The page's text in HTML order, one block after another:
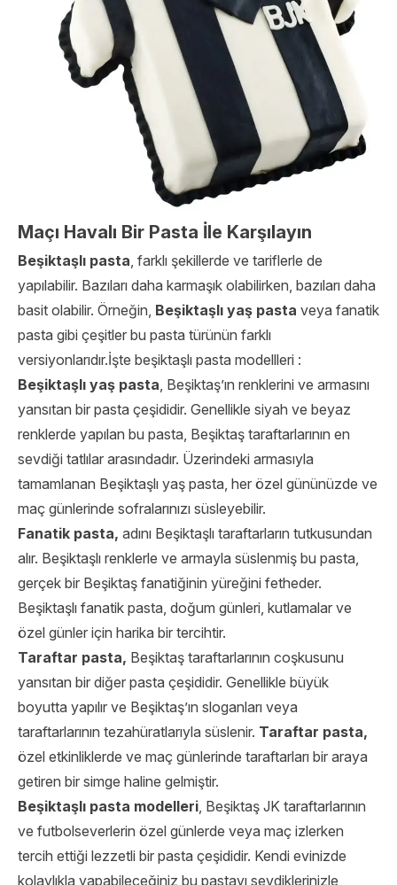
Maçı Havalı Bir Pasta İle Karşılayın
Beşiktaşlı pasta, farklı şekillerde ve tariflerle de
yapılabilir. Bazıları daha karmaşık olabilirken, bazıları daha
basit olabilir. Örneğin, Beşiktaşlı yaş pasta veya fanatik
pasta gibi çeşitler bu pasta türünün farklı
versiyonlarıdır.İşte beşiktaşlı pasta modellleri :
Beşiktaşlı yaş pasta, Beşiktaş’ın renklerini ve armasını
yansıtan bir pasta çeşididir. Genellikle siyah ve beyaz
renklerde yapılan bu pasta, Beşiktaş taraftarlarının en
sevdiği tatlılar arasındadır. Üzerindeki armasıyla
tamamlanan Beşiktaşlı yaş pasta, her özel gününüzde ve
maç günlerinde sofralarınızı süsleyebilir.
Fanatik pasta, adını Beşiktaşlı taraftarların tutkusundan
alır. Beşiktaşlı renklerle ve armayla süslenmiş bu pasta,
gerçek bir Beşiktaş fanatiğinin yüreğini fetheder.
Beşiktaşlı fanatik pasta, doğum günleri, kutlamalar ve
özel günler için harika bir tercihtir.
Taraftar pasta, Beşiktaş taraftarlarının coşkusunu
yansıtan bir diğer pasta çeşididir. Genellikle büyük
boyutta yapılır ve Beşiktaş’ın sloganları veya
taraftarlarının tezahüratlarıyla süslenir. Taraftar pasta,
özel etkinliklerde ve maç günlerinde taraftarları bir araya
getiren bir simge haline gelmiştir.
Beşiktaşlı pasta modelleri, Beşiktaş JK taraftarlarının
ve futbolseverlerin özel günlerde veya maç izlerken
tercih ettiği lezzetli bir pasta çeşididir. Kendi evinizde
kolaylıkla yapabileceğiniz bu pastayı sevdiklerinizle